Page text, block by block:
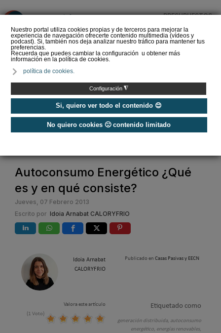
Nuestro portal utiliza cookies propias y de terceros para mejorar la
experiencia de navegación ofrecerte contenido multimedia (vídeos y
podcast). Si, también nos deja analizar nuestro tráfico para mantener tus
preferencias.
Recuerda que puedes cambiar la configuración u obtener más
información en la política de cookies.
política de cookies.
Configuración ◮
Si, quiero ver todo el contenido 😊
No quiero cookies 🙁 contenido limitado
PRESUPUESTOS
introducir KNX sin tirar la
cas…
Construcción Sostenible / Casas Pasivas y EECN
Autoconsumo Energético ¿Qué
es y en qué consiste?
Jueves, 07 Febrero 2013
Escrito por Idoia Arnabat CALORYFRIO
Idoia Arnabat
CALORYFRIO
Publicado en Casas Pasivas y EECN
Valora este artículo
(1 Voto)
Etiquetado como
generación distribuida, autoconsumo
energético, energías renovables,